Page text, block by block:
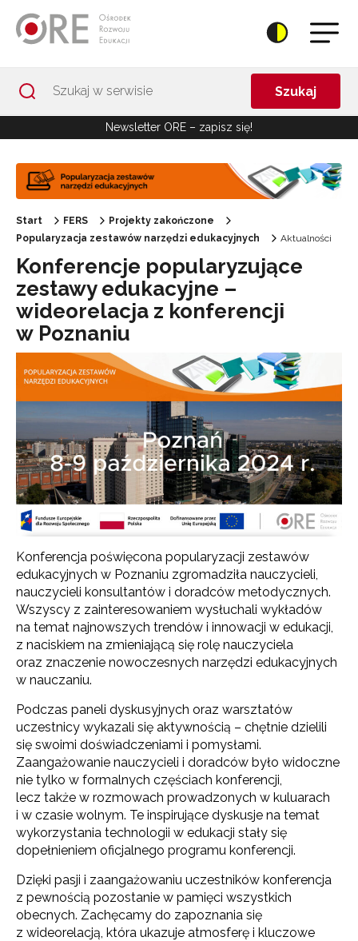
Szukaj
Newsletter ORE – zapisz się!
Start FERS
Projekty zakończone
Popularyzacja zestawów narzędzi edukacyjnych
Aktualności
Konferencje popularyzujące
zestawy edukacyjne –
wideorelacja z konferencji
w Poznaniu
Konferencja poświęcona popularyzacji zestawów
edukacyjnych w Poznaniu zgromadziła nauczycieli,
nauczycieli konsultantów i doradców metodycznych.
Wszyscy z zainteresowaniem wysłuchali wykładów
na temat najnowszych trendów i innowacji w edukacji,
z naciskiem na zmieniającą się rolę nauczyciela
oraz znaczenie nowoczesnych narzędzi edukacyjnych
w nauczaniu.
Podczas paneli dyskusyjnych oraz warsztatów
uczestnicy wykazali się aktywnością – chętnie dzielili
się swoimi doświadczeniami i pomysłami.
Zaangażowanie nauczycieli i doradców było widoczne
nie tylko w formalnych częściach konferencji,
lecz także w rozmowach prowadzonych w kuluarach
i w czasie wolnym. Te inspirujące dyskusje na temat
wykorzystania technologii w edukacji stały się
dopełnieniem oficjalnego programu konferencji.
Dzięki pasji i zaangażowaniu uczestników konferencja
z pewnością pozostanie w pamięci wszystkich
obecnych. Zachęcamy do zapoznania się
z wideorelacją, która ukazuje atmosferę i kluczowe